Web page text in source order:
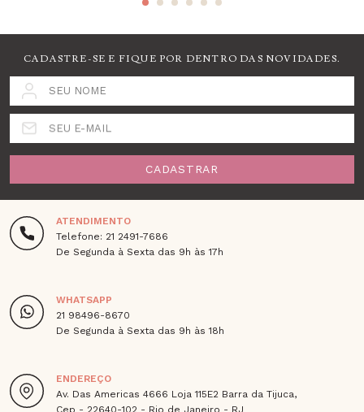
CADASTRE-SE E FIQUE POR DENTRO DAS NOVIDADES.
SEU NOME
SEU E-MAIL
CADASTRAR
ATENDIMENTO
Telefone: 21 2491-7686
De Segunda à Sexta das 9h às 17h
WHATSAPP
21 98496-8670
De Segunda à Sexta das 9h às 18h
ENDEREÇO
Av. Das Americas 4666 Loja 115E2 Barra da Tijuca,
Cep - 22640-102 - Rio de Janeiro - RJ